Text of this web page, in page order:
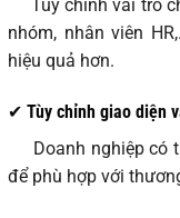
Tùy chỉnh vai trò
nhóm, nhân viên
hiệu quả hơn.
✔ Tùy chỉnh giao diện
Doanh nghiệp có
để phù hợp với